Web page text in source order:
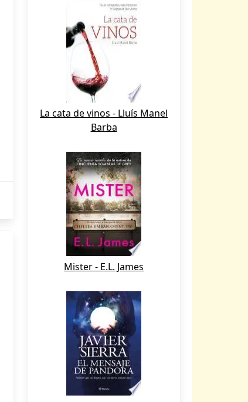
La cata de vinos - Lluís Manel
Barba
Mister - E.L. James